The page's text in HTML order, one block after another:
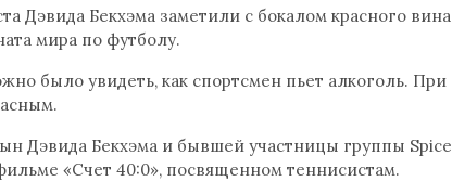
Дэвида Бекхэма заметили с бокалом красного вина
мира по футболу.
было увидеть, как спортсмен пьет алкоголь. При
Дэвида Бекхэма и бывшей участницы группы Spice
«Счет 40:0», посвященном теннисистам.